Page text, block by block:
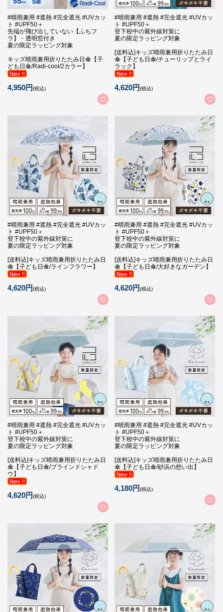
#晴雨兼用 #遮熱 #完全遮光 #UVカッ
ト #UPF50＋
先端が飛び出していない【ふちフ
ラ】・透明窓付き
夏の限定ラッピング対象
キッズ晴雨兼用折りたたみ日傘【子
ども日傘/Radi-cool/2カラー】
4,950円(税込)
#晴雨兼用 #遮熱 #完全遮光 #UVカッ
ト #UPF50＋
登下校中の紫外線対策に
夏の限定ラッピング対象
[送料込]キッズ晴雨兼用折りたたみ日
傘【子ども日傘/チューリップとライ
ラック】
4,620円(税込)
#晴雨兼用 #遮熱 #完全遮光 #UVカッ
ト #UPF50＋
登下校中の紫外線対策に
夏の限定ラッピング対象
[送料込]キッズ晴雨兼用折りたたみ日
傘【子ども日傘/ラインフラワー】
4,620円(税込)
#晴雨兼用 #遮熱 #完全遮光 #UVカッ
ト #UPF50＋
登下校中の紫外線対策に
夏の限定ラッピング対象
[送料込]キッズ晴雨兼用折りたたみ日
傘【子ども日傘/大好きなガーデン】
4,620円(税込)
#晴雨兼用 #遮熱 #完全遮光 #UVカッ
ト #UPF50＋
登下校中の紫外線対策に
夏の限定ラッピング対象
[送料込]キッズ晴雨兼用折りたたみ日
傘【子ども日傘/ブラインドシャド
ウ】
4,620円(税込)
#晴雨兼用 #遮熱 #完全遮光 #UVカッ
ト #UPF50＋
登下校中の紫外線対策に
夏の限定ラッピング対象
[送料込]キッズ晴雨兼用折りたたみ日
傘【子ども日傘/砂浜の想い出】
4,180円(税込)